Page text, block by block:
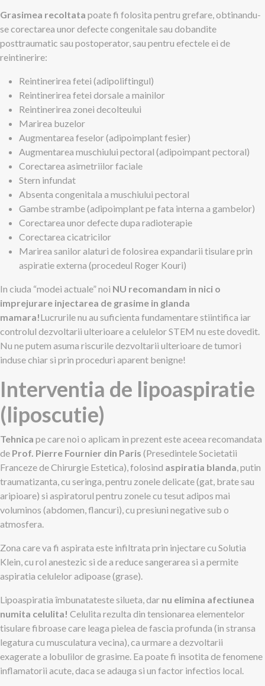
Grasimea recoltata poate fi folosita pentru grefare, obtinandu-
se corectarea unor defecte congenitale sau dobandite
posttraumatic sau postoperator, sau pentru efectele ei de
reintinerire:
Reintinerirea fetei (adipoliftingul)
Reintinerirea fetei dorsale a mainilor
Reintinerirea zonei decolteului
Marirea buzelor
Augmentarea feselor (adipoimplant fesier)
Augmentarea muschiului pectoral (adipoimpant pectoral)
Corectarea asimetriilor faciale
Stern infundat
Absenta congenitala a muschiului pectoral
Gambe strambe (adipoimplant pe fata interna a gambelor)
Corectarea unor defecte dupa radioterapie
Corectarea cicatricilor
Marirea sanilor alaturi de folosirea expandarii tisulare prin
aspiratie externa (procedeul Roger Kouri)
In ciuda “modei actuale” noi NU recomandam in nici o
imprejurare injectarea de grasime in glanda
mamara!Lucrurile nu au suficienta fundamentare stiintifica iar
controlul dezvoltarii ulterioare a celulelor STEM nu este dovedit.
Nu ne putem asuma riscurile dezvoltarii ulterioare de tumori
induse chiar si prin proceduri aparent benigne!
Interventia de lipoaspiratie
(liposcutie)
Tehnica pe care noi o aplicam in prezent este aceea recomandata
de Prof. Pierre Fournier din Paris (Presedintele Societatii
Franceze de Chirurgie Estetica), folosind aspiratia blanda, putin
traumatizanta, cu seringa, pentru zonele delicate (gat, brate sau
aripioare) si aspiratorul pentru zonele cu tesut adipos mai
voluminos (abdomen, flancuri), cu presiuni negative sub o
atmosfera.
Zona care va fi aspirata este infiltrata prin injectare cu Solutia
Klein, cu rol anestezic si de a reduce sangerarea si a permite
aspiratia celulelor adipoase (grase).
Lipoaspiratia îmbunatateste silueta, dar nu elimina afectiunea
numita celulita! Celulita rezulta din tensionarea elementelor
tisulare fibroase care leaga pielea de fascia profunda (in stransa
legatura cu musculatura vecina), ca urmare a dezvoltarii
exagerate a lobulilor de grasime. Ea poate fi insotita de fenomene
inflamatorii acute, daca se adauga si un factor infectios local.